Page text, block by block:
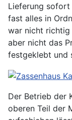
Lieferung
fast alles in
war nicht
aber nicht das
festgeklebt und
Der Betrieb der
oberen Teil der